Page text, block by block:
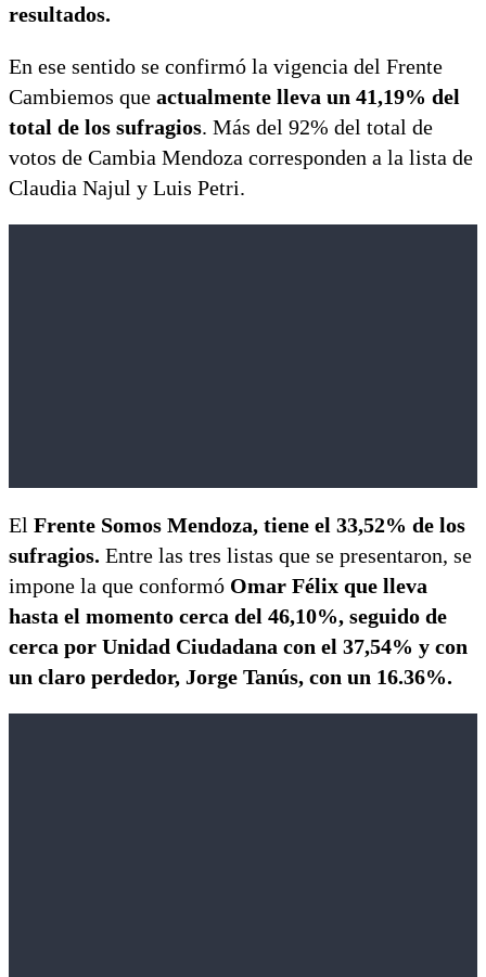
resultados.
En ese sentido se confirmó la vigencia del Frente
Cambiemos que actualmente lleva un 41,19% del
total de los sufragios. Más del 92% del total de
votos de Cambia Mendoza corresponden a la lista de
Claudia Najul y Luis Petri.
El Frente Somos Mendoza, tiene el 33,52% de los
sufragios. Entre las tres listas que se presentaron, se
impone la que conformó Omar Félix que lleva
hasta el momento cerca del 46,10%, seguido de
cerca por Unidad Ciudadana con el 37,54% y con
un claro perdedor, Jorge Tanús, con un 16.36%.